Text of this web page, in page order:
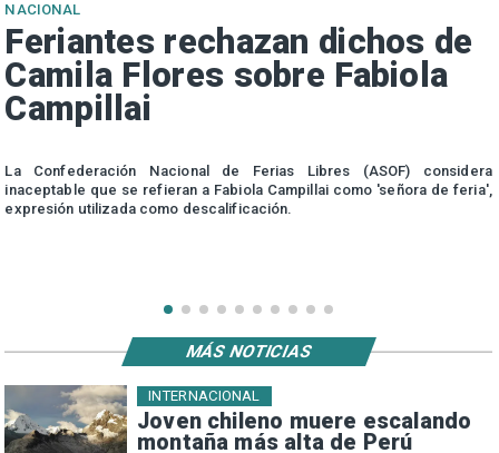
NACIONAL
Feriantes rechazan dichos de
Camila Flores sobre Fabiola
Campillai
La Confederación Nacional de Ferias Libres (ASOF) considera
inaceptable que se refieran a Fabiola Campillai como 'señora de feria',
expresión utilizada como descalificación.
Joven chileno muere escalando
montaña más alta de Perú
INTERNACIONAL
MÁS NOTICIAS